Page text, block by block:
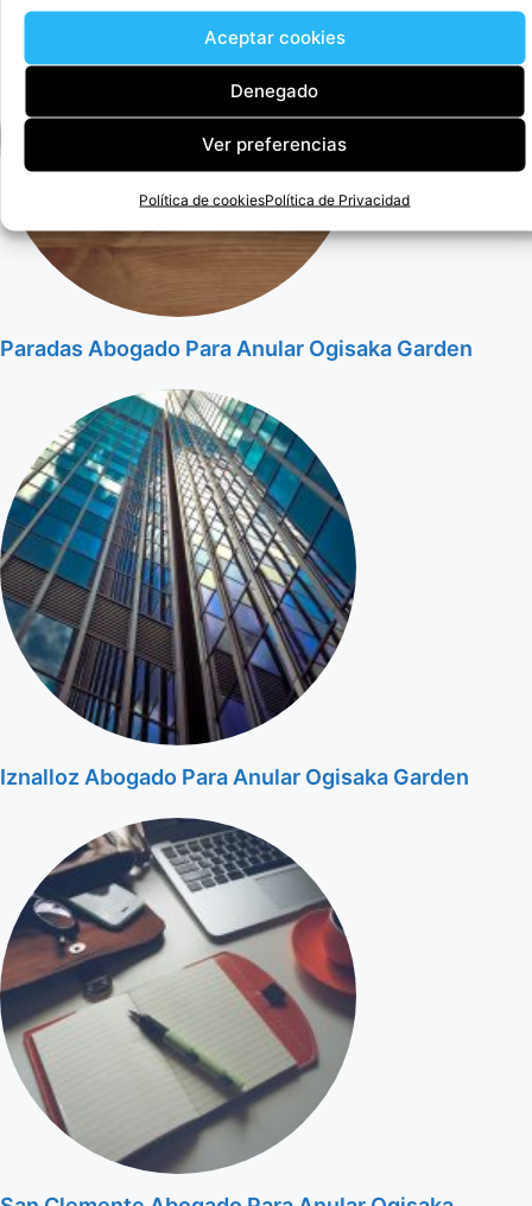
Aceptar cookies
Denegado
Ver preferencias
Política de cookiesPolítica de Privacidad
Paradas Abogado Para Anular Ogisaka Garden
Iznalloz Abogado Para Anular Ogisaka Garden